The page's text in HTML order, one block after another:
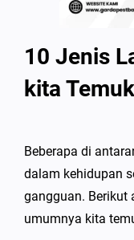
10 Jenis
kita
Beberapa di
dalam kehidupan
gangguan. Berikut
umumnya kita